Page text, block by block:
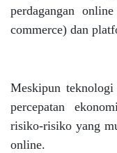
perdagangan
commerce) dan
Meskipun
percepatan
risiko-risiko yang
online.